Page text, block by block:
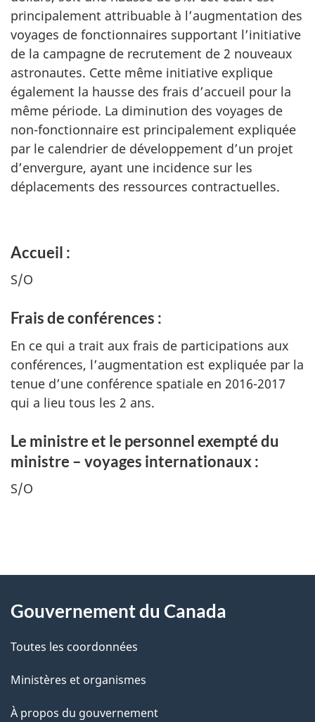
principalement attribuable à l’augmentation des
voyages de fonctionnaires supportant l’initiative
de la campagne de recrutement de 2 nouveaux
astronautes. Cette même initiative explique
également la hausse des frais d’accueil pour la
même période. La diminution des voyages de
non-fonctionnaire est principalement expliquée
par le calendrier de développement d’un projet
d’envergure, ayant une incidence sur les
déplacements des ressources contractuelles.
Accueil :
S/O
Frais de conférences :
En ce qui a trait aux frais de participations aux
conférences, l’augmentation est expliquée par la
tenue d’une conférence spatiale en 2016-2017
qui a lieu tous les 2 ans.
Le ministre et le personnel exempté du
ministre – voyages internationaux :
S/O
D
t
a
l
s
propos
ce
site
Gouvernement du Canada
Toutes les coordonnées
Ministères et organismes
À propos du gouvernement